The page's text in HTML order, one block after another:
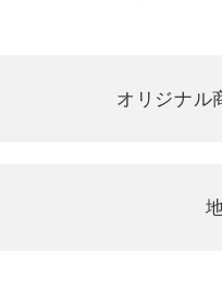
オリジナル